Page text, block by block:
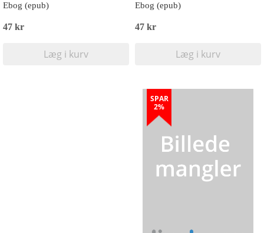
Ebog (epub)
47 kr
Læg i kurv
Ebog (epub)
47 kr
Læg i kurv
SPAR
2%